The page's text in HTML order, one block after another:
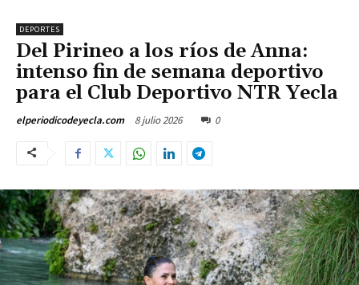
DEPORTES
Del Pirineo a los ríos de Anna:
intenso fin de semana deportivo
para el Club Deportivo NTR Yecla
elperiodicodeyecla.com 8 julio 2026 0